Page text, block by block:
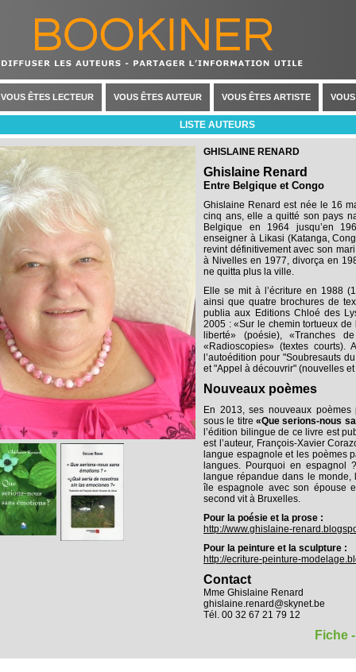
VOUS ÊTES LECTEUR VOUS ÊTES AUTEUR VOUS ÊTES ARTISTE
LISTE AUTEURS
GHISLAINE RENARD
Ghislaine Renard
Entre Belgique et Congo
Ghislaine Renard est née le 16
cinq ans, elle a quitté son pays
Belgique en 1964 jusqu’en
enseigner à Likasi (Katanga,
revint définitivement avec son
à Nivelles en 1977, divorça en
ne quitta plus la ville.
Elle se mit à l’écriture en 1988
ainsi que quatre brochures de
publia aux Editions Chloé des
2005 : «Sur le chemin tortueux
liberté» (poésie), «Tranches
«Radioscopies» (textes courts).
l’autoédition pour "Soubresauts
et "Appel à découvrir" (nouvelles
Nouveaux poèmes
En 2013, ses nouveaux
sous le titre«Que serions-nous
l’édition bilingue de ce livre est
est l’auteur, François-Xavier
langue espagnole et les poèmes
langues. Pourquoi en espagnol
langue répandue dans le
île espagnole avec son épouse
second vit à Bruxelles.
Pour la poésie et la prose :
http://www.ghislaine-
Pour la peinture et la sculpture :
http://ecriture-peinture-
Contact
Mme Ghislaine Renard
ghislaine.renard@skynet.be
Tél. 00 32 67 21 79 12
Fiche